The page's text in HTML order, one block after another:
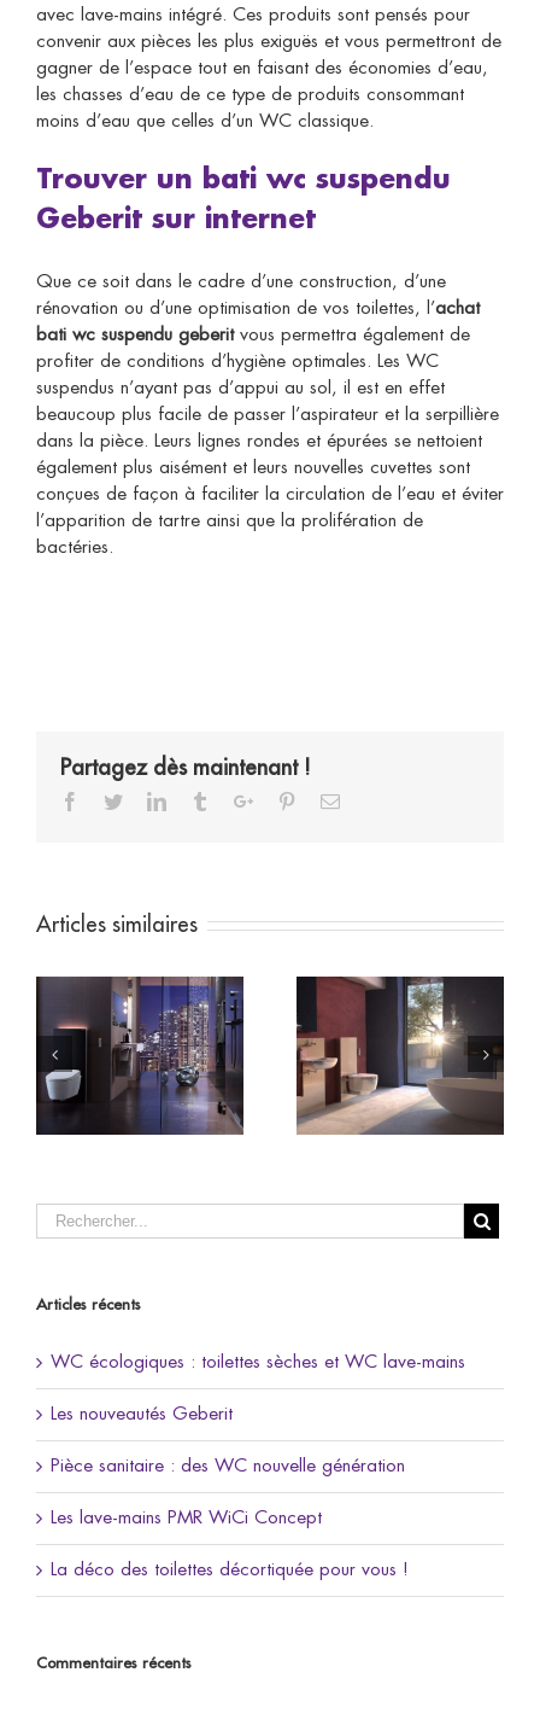
avec lave-mains intégré. Ces produits sont pensés pour
convenir aux pièces les plus exiguës et vous permettront de
gagner de l’espace tout en faisant des économies d’eau,
les chasses d’eau de ce type de produits consommant
moins d’eau que celles d’un WC classique.
Trouver un
bati wc suspendu
Geberit sur internet
Que ce soit dans le cadre d’une construction, d’une
rénovation ou d’une optimisation de vos toilettes, l’achat
bati wc suspendu geberitvous permettra également de
profiter de conditions d’hygiène optimales. Les WC
suspendus n’ayant pas d’appui au sol, il est en effet
beaucoup plus facile de passer l’aspirateur et la serpillière
dans la pièce. Leurs lignes rondes et épurées se nettoient
également plus aisément et leurs nouvelles cuvettes sont
conçues de façon à faciliter la circulation de l’eau et éviter
l’apparition de tartre ainsi que la prolifération de
bactéries.
Partagez dès maintenant !
Facebook
TwitterLinkedinTumblrGoogle+PinterestEmail
Articles similaires
Geberit WC
suspendu
Un WC Geberit
Articles récents
WC écologiques : toilettes sèches et WC lave-mains
Les nouveautés Geberit
Pièce sanitaire : des WC nouvelle génération
Les lave-mains PMR WiCi Concept
La déco des toilettes décortiquée pour vous !
Commentaires récents